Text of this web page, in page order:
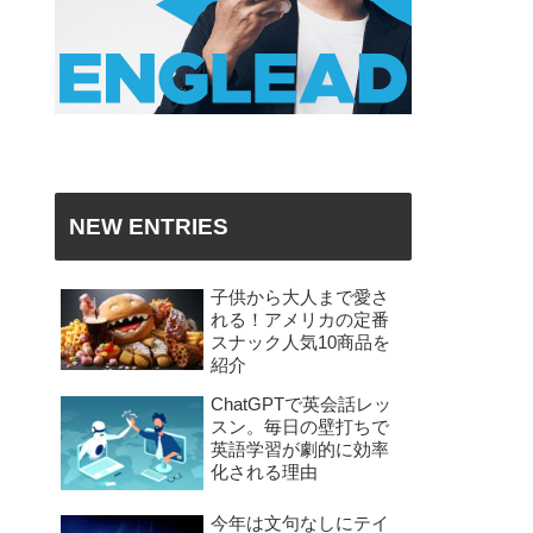
NEW ENTRIES
子供から大人まで愛さ
れる！アメリカの定番
スナック人気10商品を
紹介
ChatGPTで英会話レッ
スン。毎日の壁打ちで
英語学習が劇的に効率
化される理由
今年は文句なしにテイ